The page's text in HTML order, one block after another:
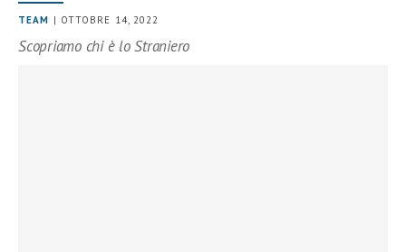
TEAM | OTTOBRE 14, 2022
Scopriamo chi è lo Straniero